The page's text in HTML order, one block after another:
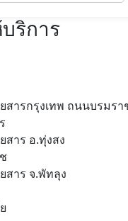
ริการ
สารกรุงเทพ ถนนบรมร
สาร อ.ทุ่งสง
สาร จ.พัทลุง